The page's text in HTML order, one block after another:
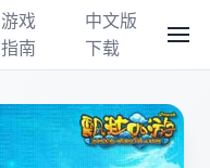
游戏
指南
中文版
下载